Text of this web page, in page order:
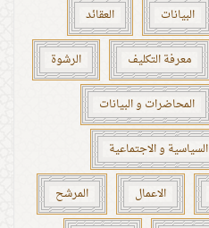
البيانات العقائد
معرفة التكليف الرشوة
المحاضرات و البيانات
السياسية و الاجتماعية
الاعمال المرشح